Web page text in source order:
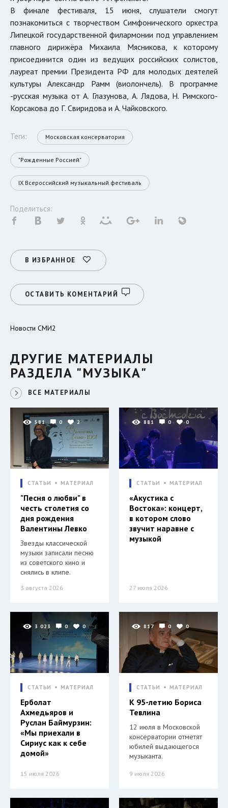
В финале фестиваля, 15 июня, слушатели смогут
познакомиться с творчеством Симфонического оркестра
Липецкой государственной филармонии под управлением
главного дирижёра Михаила Мясникова, к которому
присоединится один из ведущих российских солистов,
лауреат премии Президента РФ для молодых деятелей
культуры Александр Рамм (виолончель). В программе
-русская музыка от А. Глазунова, А. Лядова, Н. Римского-
Корсакова до Г. Свиридова и А. Чайковского.
Теги: Московская консерватория
"Рожденные Россией"
IX Всероссийский музыкальный фестиваль
Поделиться:
В ИЗБРАННОЕ
ОСТАВИТЬ КОМЕНТАРИЙ
Новости СМИ2
ДРУГИЕ МАТЕРИАЛЫ
РАЗДЕЛА "МУЗЫКА"
ВСЕ МАТЕРИАЛЫ
581 0 2
СТАТЬИ МАТЕРИАЛ
"Песня о любви" в
честь столетия со
дня рождения
Валентины Левко
Звезды классической
музыки записали песню
из советского кино и
снялись в клипе.
3 августа 2026
881 0 0
СТАТЬИ МАТЕРИАЛ
«Акустика с
Востока»: концерт,
в котором слово
звучит наравне с
музыкой
27 июля 2026
3 023 0 0
СТАТЬИ МАТЕРИАЛ
Ерболат
Ахмедьяров и
Руслан Баймурзин:
«Мы приехали в
Сириус как к себе
домой»
15 июля 2026
817 0 0
СТАТЬИ МАТЕРИАЛ
К 95-летию Бориса
Тевлина
12 июля в Московской
консерватории отметят
юбилей выдающегося
музыканта.
9 июля 2026